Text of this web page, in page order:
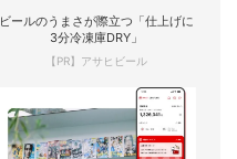
ビールのうまさが際立つ「仕上げに
3分冷凍庫DRY」
【PR】アサヒビール